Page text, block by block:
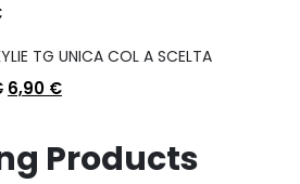
TG UNICA COL A SCELTA
6,90 €
Products